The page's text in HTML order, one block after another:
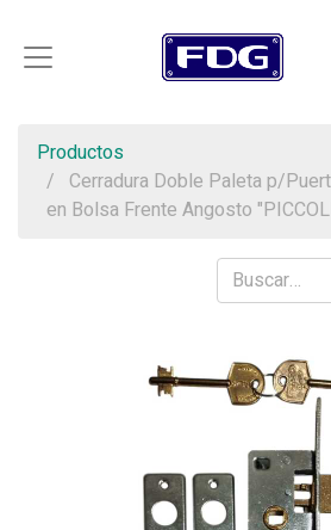
Productos
Cerradura Doble Paleta p/
en Bolsa Frente Angosto